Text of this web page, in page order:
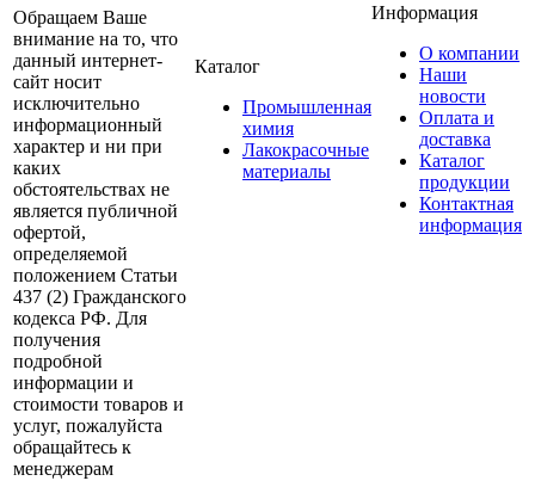
Обращаем Ваше
внимание на то, что
данный интернет-
сайт носит
исключительно
информационный
характер и ни при
каких
обстоятельствах не
является публичной
офертой,
определяемой
положением Статьи
437 (2) Гражданского
кодекса РФ. Для
получения
подробной
информации и
стоимости товаров и
услуг, пожалуйста
обращайтесь к
менеджерам
Каталог
Промышленная
химия
Лакокрасочные
материалы
Информация
О компании
Наши
новости
Оплата и
доставка
Каталог
продукции
Контактная
информация